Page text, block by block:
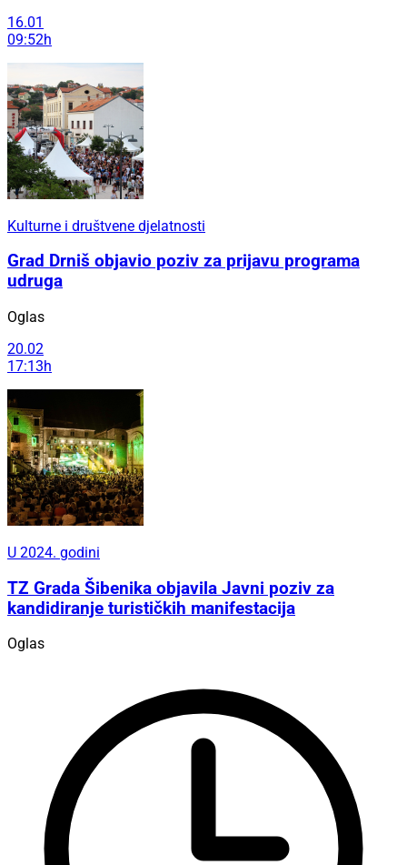
16.01
09:52h
Kulturne i društvene djelatnosti
Grad Drniš objavio poziv za prijavu programa
udruga
Oglas
20.02
17:13h
U 2024. godini
TZ Grada Šibenika objavila Javni poziv za
kandidiranje turističkih manifestacija
Oglas